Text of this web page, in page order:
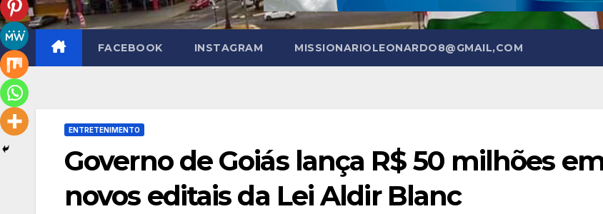
FACEBOOK INSTAGRAM MISSIONARIOLEONARDO8@GMAIL,COM
ENTRETENIMENTO
Governo de Goiás lança R$ 50 milhões
novos editais da Lei Aldir Blanc